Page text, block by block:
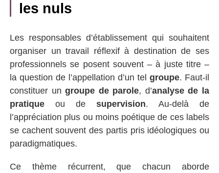
les nuls
Les responsables d’établissement qui souhaitent
organiser un travail réflexif à destination de ses
professionnels se posent souvent – à juste titre –
la question de l’appellation d’un tel groupe. Faut-il
constituer ungroupe de parole, d’analyse de la
pratique ou de supervision. Au-delà de
l’appréciation plus ou moins poétique de ces labels
se cachent souvent des partis pris idéologiques ou
paradigmatiques.
Ce thème récurrent, que chacun aborde